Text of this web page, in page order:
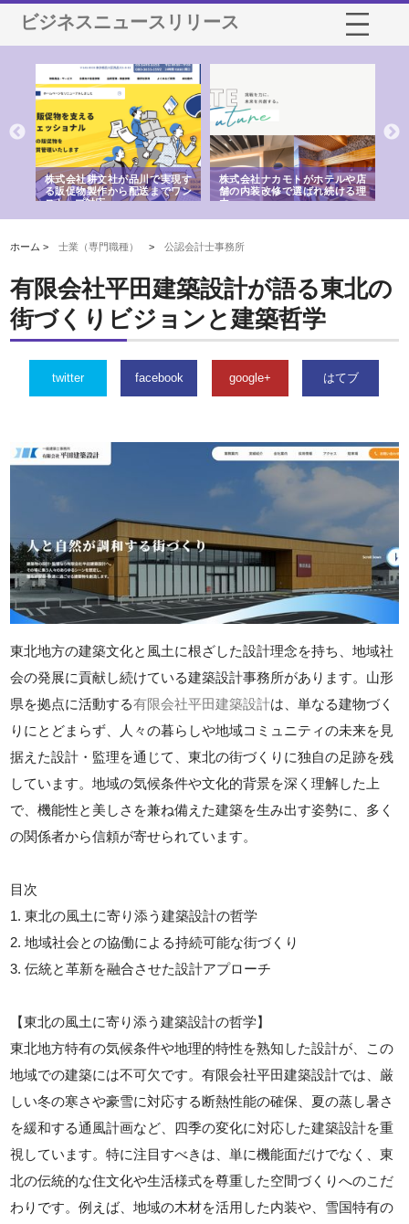
ビジネスニュースリリース
株式会社耕文社が品川で実現す
る販促物製作から配送までワン
ストップ対応
株式会社ナカモトがホテルや店
舗の内装改修で選ばれ続ける理
由
ホーム >士業（専門職種） >公認会計士事務所
有限会社平田建築設計が語る東北の
街づくりビジョンと建築哲学
twitter facebook google+ はてブ
東北地方の建築文化と風土に根ざした設計理念を持ち、地域社
会の発展に貢献し続けている建築設計事務所があります。山形
県を拠点に活動する有限会社平田建築設計は、単なる建物づく
りにとどまらず、人々の暮らしや地域コミュニティの未来を見
据えた設計・監理を通じて、東北の街づくりに独自の足跡を残
しています。地域の気候条件や文化的背景を深く理解した上
で、機能性と美しさを兼ね備えた建築を生み出す姿勢に、多く
の関係者から信頼が寄せられています。
目次
1. 東北の風土に寄り添う建築設計の哲学
2. 地域社会との協働による持続可能な街づくり
3. 伝統と革新を融合させた設計アプローチ
【東北の風土に寄り添う建築設計の哲学】
東北地方特有の気候条件や地理的特性を熟知した設計が、この
地域での建築には不可欠です。有限会社平田建築設計では、厳
しい冬の寒さや豪雪に対応する断熱性能の確保、夏の蒸し暑さ
を緩和する通風計画など、四季の変化に対応した建築設計を重
視しています。特に注目すべきは、単に機能面だけでなく、東
北の伝統的な住文化や生活様式を尊重した空間づくりへのこだ
わりです。例えば、地域の木材を活用した内装や、雪国特有の